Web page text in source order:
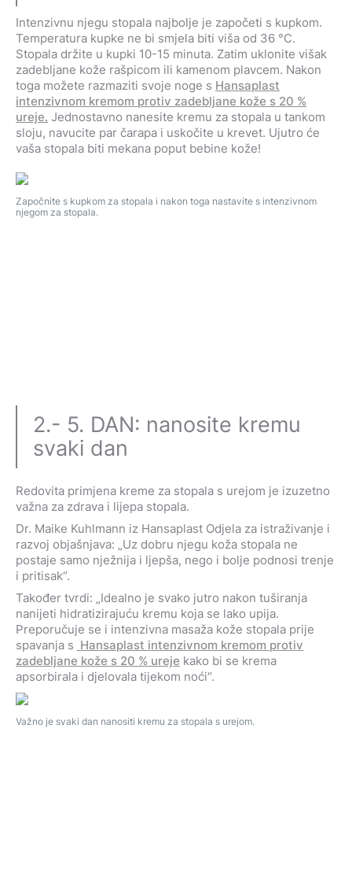
Započnite s kupkom za stopala i nakon toga nastavite s intenzivnom
njegom za stopala.
Intenzivnu njegu stopala najbolje je započeti s kupkom.
Temperatura kupke ne bi smjela biti viša od 36 °C.
Stopala držite u kupki 10-15 minuta. Zatim uklonite višak
zadebljane kože rašpicom ili kamenom plavcem. Nakon
toga možete razmaziti svoje noge s Hansaplast
intenzivnom kremom protiv zadebljane kože s 20 %
ureje. Jednostavno nanesite kremu za stopala u tankom
sloju, navucite par čarapa i uskočite u krevet. Ujutro će
vaša stopala biti mekana poput bebine kože!
Važno je svaki dan nanositi kremu za stopala s urejom.
2.- 5. DAN: nanosite kremu
svaki dan
Redovita primjena kreme za stopala s urejom je izuzetno
važna za zdrava i lijepa stopala.
Dr. Maike Kuhlmann iz Hansaplast Odjela za istraživanje i
razvoj objašnjava: „Uz dobru njegu koža stopala ne
postaje samo nježnija i ljepša, nego i bolje podnosi trenje
i pritisak“.
Također tvrdi: „Idealno je svako jutro nakon tuširanja
nanijeti hidratizirajuću kremu koja se lako upija.
Preporučuje se i intenzivna masaža kože stopala prije
spavanja s Hansaplast intenzivnom kremom protiv
zadebljane kože s 20 % ureje kako bi se krema
apsorbirala i djelovala tijekom noći“.